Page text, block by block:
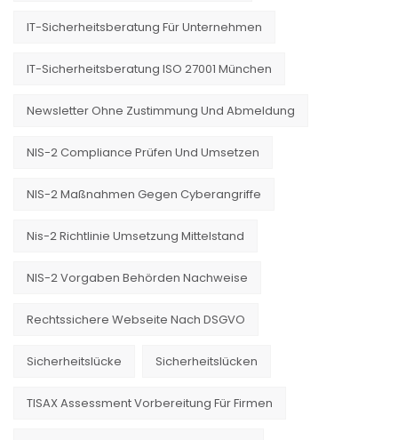
IT-Sicherheitsberatung Für Unternehmen
IT-Sicherheitsberatung ISO 27001 München
Newsletter Ohne Zustimmung Und Abmeldung
NIS-2 Compliance Prüfen Und Umsetzen
NIS-2 Maßnahmen Gegen Cyberangriffe
Nis-2 Richtlinie Umsetzung Mittelstand
NIS-2 Vorgaben Behörden Nachweise
Rechtssichere Webseite Nach DSGVO
Sicherheitslücke Sicherheitslücken
TISAX Assessment Vorbereitung Für Firmen